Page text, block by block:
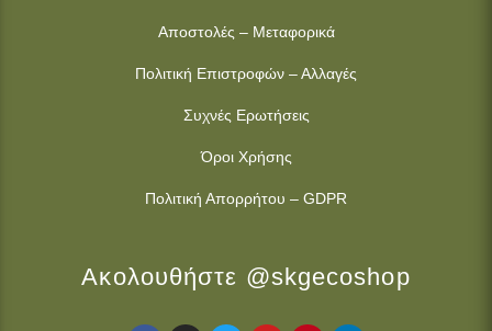
Αποστολές – Μεταφορικά
Πολιτική Επιστροφών – Αλλαγές
Συχνές Ερωτήσεις
Όροι Χρήσης
Πολιτική Απορρήτου – GDPR
Ακολουθήστε @skgecoshop